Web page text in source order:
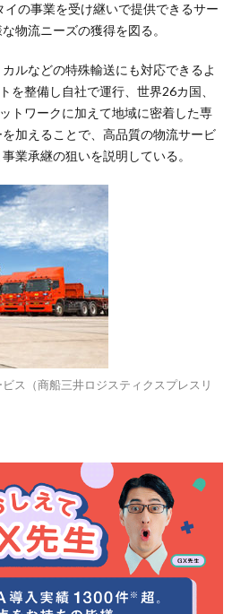
の事業を受け継いで提供できるサー
物流ニーズの獲得を図る。
ルなどの特殊輸送にも対応できるよ
を整備し自社で運行、世界26カ国、
トワークに加えて地域に密着した専
加えることで、高品質の物流サービ
業承継の狙いを説明している。
ス（商船三井ロジスティクスプレスリ